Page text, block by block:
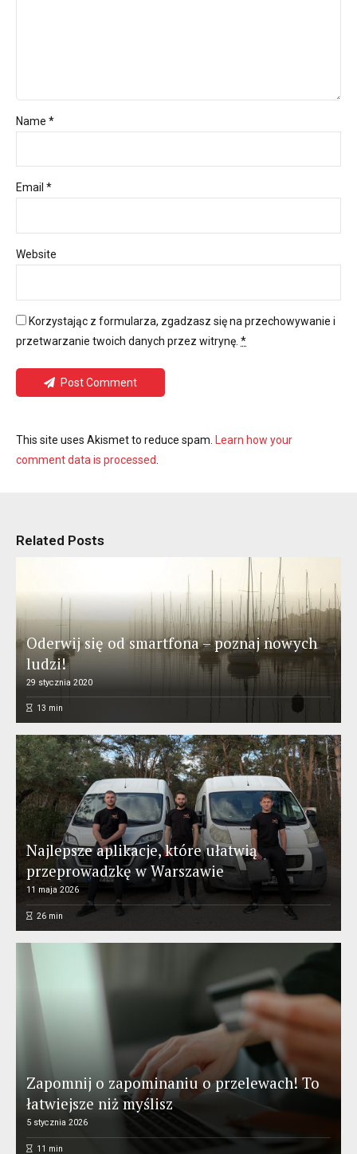
Name *
Email *
Website
Korzystając z formularza, zgadzasz się na przechowywanie i
przetwarzanie twoich danych przez witrynę. *
Post Comment
This site uses Akismet to reduce spam. Learn how your
comment data is processed
Related Posts
Oderwij się od smartfona – poznaj nowych
ludzi!
29 stycznia 2020
13 min
Najlepsze aplikacje, które ułatwią
przeprowadzkę w Warszawie
11 maja 2026
26min
Zapomnij o zapominaniu o przelewach! To
łatwiejsze niż myślisz
5 stycznia 2026
11 min